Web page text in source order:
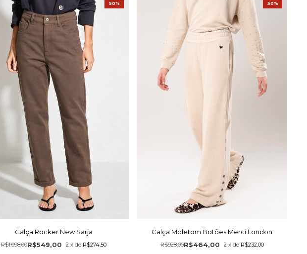
Calça Rocker New Sarja
R$549,00
R$1.098,00 2 x de R$274,50
50%
Calça Moletom Botões Merci London
R$464,00
R$928,00 2 x de R$232,00
50%